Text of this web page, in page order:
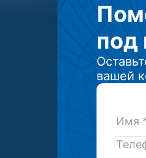
под
вашей